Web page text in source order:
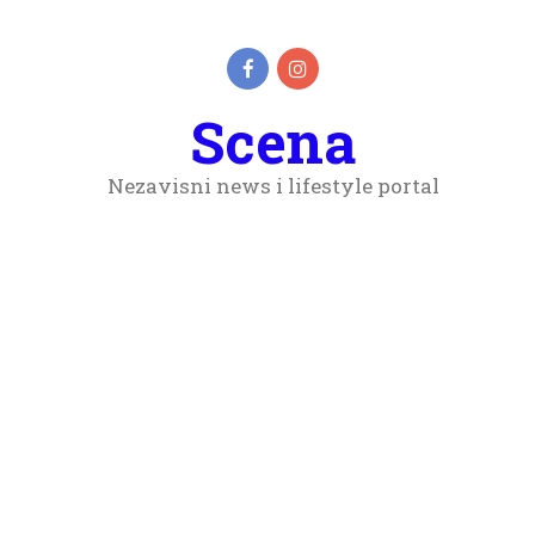
Scena
Nezavisni news i lifestyle portal